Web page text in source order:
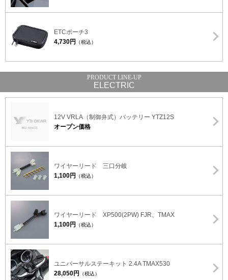
ETCポーチ3
4,730円 （税込）
ELECTRIC
12V VRLA（制御弁式）バッテリー YTZ12S
オープン価格
ワイヤーリード 三口分岐
1,100円 （税込）
ワイヤーリード XP500(2PW) FJR、TMAX
1,100円 （税込）
ユニバーサルステーキット 2.4A TMAX530
28,050円 （税込）